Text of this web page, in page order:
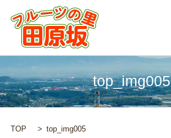
top_img005
TOP top_img005